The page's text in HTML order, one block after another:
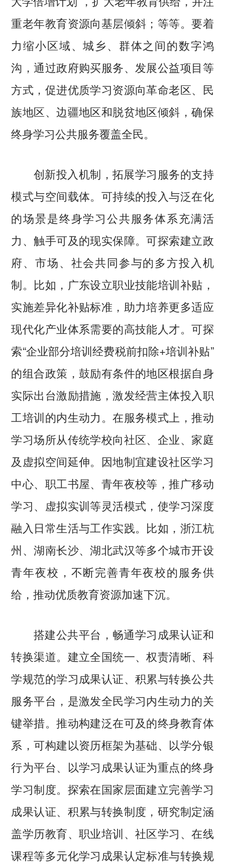
重老年教育资源向基层倾斜；等等。要着
力缩小区域、城乡、群体之间的数字鸿
沟，通过政府购买服务、发展公益项目等
方式，促进优质学习资源向革命老区、民
族地区、边疆地区和脱贫地区倾斜，确保
终身学习公共服务覆盖全民。
创新投入机制，拓展学习服务的支持
模式与空间载体。可持续的投入与泛在化
的场景是终身学习公共服务体系充满活
力、触手可及的现实保障。可探索建立政
府、市场、社会共同参与的多方投入机
制。比如，广东设立职业技能培训补贴，
实施差异化补贴标准，助力培养更多适应
现代化产业体系需要的高技能人才。可探
索“企业部分培训经费税前扣除+培训补贴”
的组合政策，鼓励有条件的地区根据自身
实际出台激励措施，激发经营主体投入职
工培训的内生动力。在服务模式上，推动
学习场所从传统学校向社区、企业、家庭
及虚拟空间延伸。因地制宜建设社区学习
中心、职工书屋、青年夜校等，推广移动
学习、虚拟实训等灵活模式，使学习深度
融入日常生活与工作实践。比如，浙江杭
州、湖南长沙、湖北武汉等多个城市开设
青年夜校，不断完善青年夜校的服务供
给，推动优质教育资源加速下沉。
搭建公共平台，畅通学习成果认证和
转换渠道。建立全国统一、权责清晰、科
学规范的学习成果认证、积累与转换公共
服务平台，是激发全民学习内生动力的关
键举措。推动构建泛在可及的终身教育体
系，可构建以资历框架为基础、以学分银
行为平台、以学习成果认证为重点的终身
学习制度。探索在国家层面建立完善学习
成果认证、积累与转换制度，研究制定涵
盖学历教育、职业培训、社区学习、在线
课程等多元化学习成果认定标准与转换规